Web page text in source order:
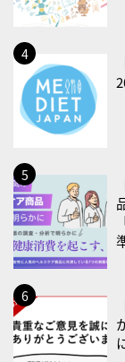
2026/08/22(土)
・禁煙の日
2026/08/23(日)
・不眠の日
・乳酸菌の日
2026/08/25(火)
・いたわり肌の日
2026/08/26(水)
・風呂の日
2026/08/29(土)
・筋肉強化の日
2026/08/30(日)